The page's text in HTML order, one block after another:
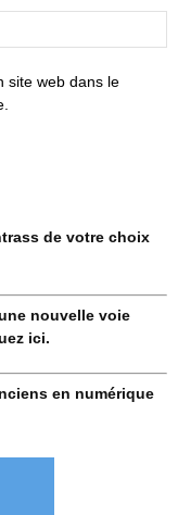
site web dans le
de votre choix
nouvelle voie
ici.
en numérique